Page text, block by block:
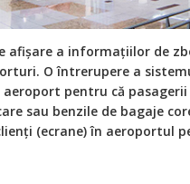
afișare a informațiilor de
O întrerupere a
pentru că
sau benzile de bagaje
(ecrane) în aeroportul